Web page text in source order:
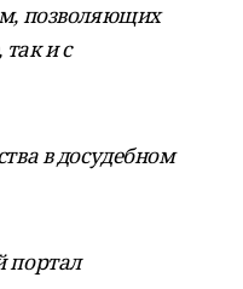
позволяющих
и с
в досудебном
портал